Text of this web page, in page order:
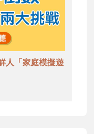
人「家庭模擬遊